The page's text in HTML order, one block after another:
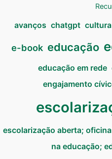
avanços chatgpt
e-book educação
educação em rede
engajamento
escolarização aberta;
na educação;